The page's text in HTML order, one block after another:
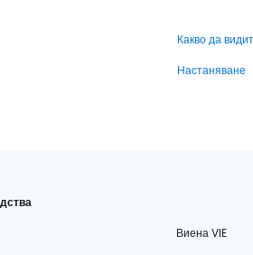
Какво да
Настаняване
Виена VIE